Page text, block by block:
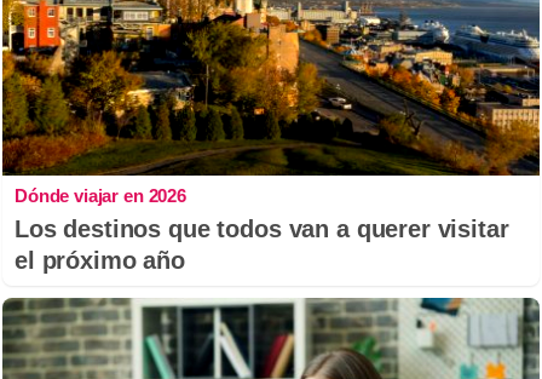
Dónde viajar en 2026
Los destinos que todos van a querer visitar
el próximo año